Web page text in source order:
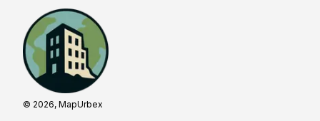
© 2026, MapUrbex